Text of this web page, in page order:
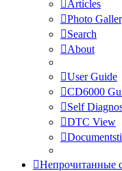
Articles
Photo
Search
About
User Guide
CD6000
Self
DTC View
Непрочитанные